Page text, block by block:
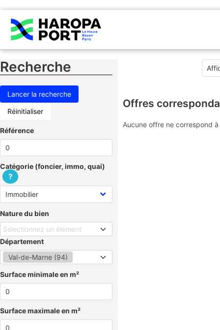
Recherche
Réinitialiser
Référence
Catégorie (foncier, immo, quai)
?
Nature du bien
Sélectionnez un élément
Département
Val-de-Marne (94)
Surface minimale en m²
Surface maximale en m²
Offres
Aucune offre ne correspond